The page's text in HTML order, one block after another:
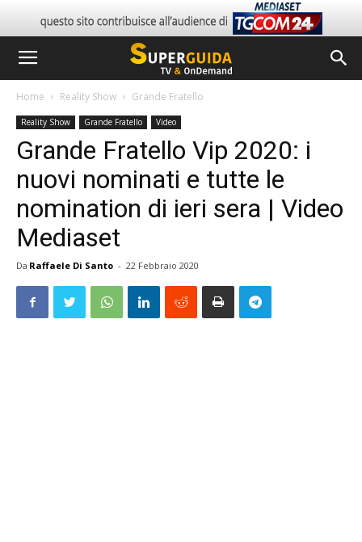
Home Reality Show Grande Fratello
Reality Show Grande Fratello Video
Grande Fratello Vip 2020: i
nuovi nominati e tutte le
nomination di ieri sera | Video
Mediaset
Da Raffaele Di Santo - 22 Febbraio 2020